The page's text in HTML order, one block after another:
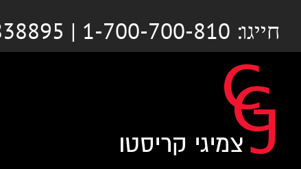
לתוכןחייגו: 1-700-700-810 | 03-6838895